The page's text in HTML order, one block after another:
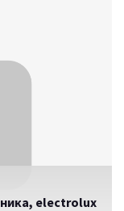
electrolux